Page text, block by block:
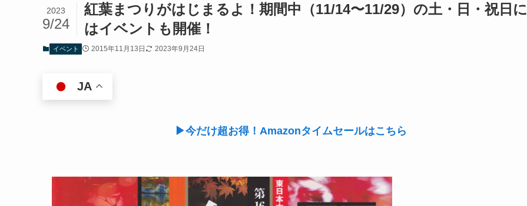
紅葉まつりがはじまるよ！期間中（11/14〜11/29）の土・日・祝日に
はイベントも開催！
2023
9/24
イベント 2015年11月13日 2023年9月24日
JA
▶今だけ超お得！Amazonタイムセールはこちら